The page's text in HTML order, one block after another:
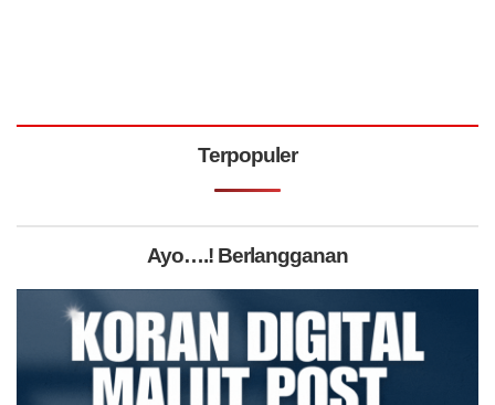
Terpopuler
Ayo….! Berlangganan